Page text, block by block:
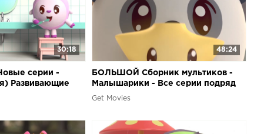
30:18
серии -
Развивающие
48:24
БОЛЬШОЙ Сборник мультиков -
Малышарики - Все серии подряд
Get Movies